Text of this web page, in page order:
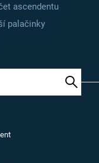
ascendentu
palačinky